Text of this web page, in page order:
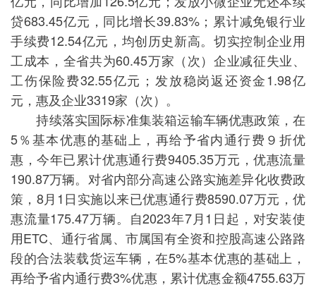
贷683.45亿元，同比增长39.83%；累计减免银行业
手续费12.54亿元，均创历史新高。切实控制企业用
工成本，全省共为60.45万家（次）企业减征失业、
工伤保险费32.55亿元；发放稳岗返还资金1.98亿
元，惠及企业3319家（次）。
持续落实国际标准集装箱运输车辆优惠政策，在
5％基本优惠的基础上，再给予省内通行费９折优
惠，今年已累计优惠通行费9405.35万元，优惠流量
190.87万辆。对省内部分高速公路实施差异化收费政
策，8月1日实施以来已优惠通行费8590.07万元，优
惠流量175.47万辆。自2023年7月1日起，对安装使
用ETC、通行省属、市属国有全资和控股高速公路路
段的合法装载货运车辆，在5%基本优惠的基础上，
再给予省内通行费3%优惠，累计优惠金额4755.63万